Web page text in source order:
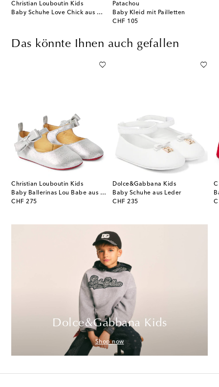
Christian Louboutin Kids
Baby Schuhe Love Chick aus Metallic-Leder
Patachou
Baby Kleid mit Pailletten
CHF 105
original price
Das könnte Ihnen auch gefallen
Christian Louboutin Kids
Baby Ballerinas Lou Babe aus Leder
CHF 275
original price
Dolce&Gabbana Kids
Baby Schuhe aus Leder
CHF 235
original price
Dolce&Gabbana Kids
Shop now